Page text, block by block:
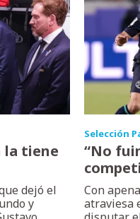
la tiene
dejó el
y
Selección
“No
Con
atraviesa